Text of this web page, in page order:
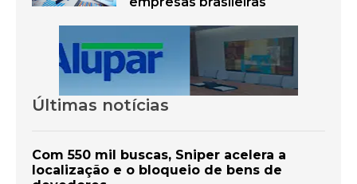
Últimas notícias
Com 550 mil buscas, Sniper acelera a
localização e o bloqueio de bens de